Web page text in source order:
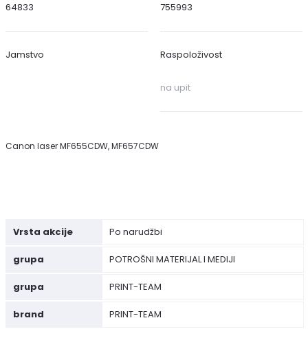
64833 755993
Jamstvo Raspoloživost
na upit
Canon laser MF655CDW, MF657CDW
Vrsta akcije Po narudžbi
grupa POTROŠNI MATERIJAL I MEDIJI
grupa PRINT-TEAM
brand PRINT-TEAM